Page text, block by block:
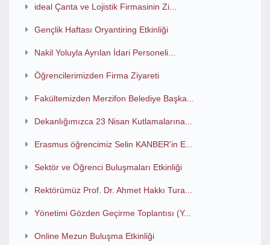
ideal Çanta ve Lojistik Firmasinin Zi...
Gençlik Haftası Oryantiring Etkinliği
Nakil Yoluyla Ayrılan İdari Personeli...
Öğrencilerimizden Firma Ziyareti
Fakültemizden Merzifon Belediye Başka...
Dekanlığımızca 23 Nisan Kutlamalarına...
Erasmus öğrencimiz Selin KANBER'in E...
Sektör ve Öğrenci Buluşmaları Etkinliği
Rektörümüz Prof. Dr. Ahmet Hakkı Tura...
Yönetimi Gözden Geçirme Toplantısı (Y...
Online Mezun Buluşma Etkinliği